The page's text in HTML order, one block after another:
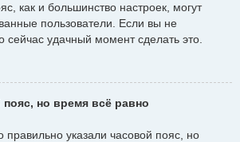
как и большинство настроек, могут
пользователи. Если вы не
сейчас удачный момент сделать это.
но время всё равно
правильно указали часовой пояс, но